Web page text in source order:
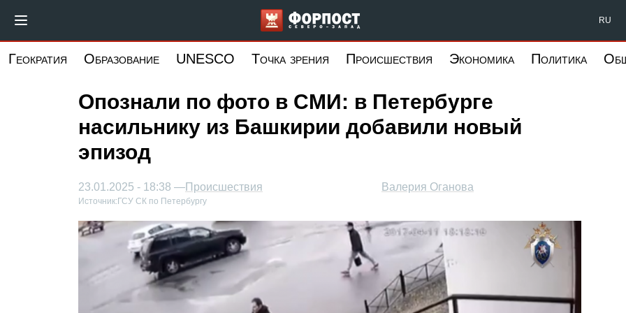
основному
Форпост Северо-Запад RU
Геократия Образование UNESCO Точка зрения Происшествия Экономика Политика
Опознали по фото в СМИ: в Петербурге
насильнику из Башкирии добавили новый
эпизод
Валерия Оганова
23.01.2025 - 18:38 —Происшествия
Источник: ГСУ СК по Петербургу